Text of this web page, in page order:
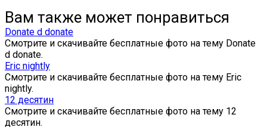
Вам также может понравиться
Donate d donate
Смотрите и скачивайте бесплатные фото на тему Donate
d donate.
Eric nightly
Смотрите и скачивайте бесплатные фото на тему Eric
nightly.
12 десятин
Смотрите и скачивайте бесплатные фото на тему 12
десятин.